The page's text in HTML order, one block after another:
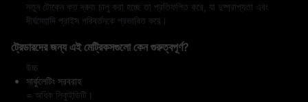
নতুন টোকেন কত দ্রুত চালু করা হচ্ছে তা প্রতিফলিত করে, যা দুষ্প্রাপ্যতা এবং
দীর্ঘমেয়াদি প্রাইস পরিবর্তনকে প্রভাবিত করে।
ট্রেডারদের জন্য এই মেট্রিকসগুলো কেন গুরুত্বপূর্ণ?
উচ্চ
সার্কুলেটিং সরবরাহ
= অধিক লিকুইডিটি।